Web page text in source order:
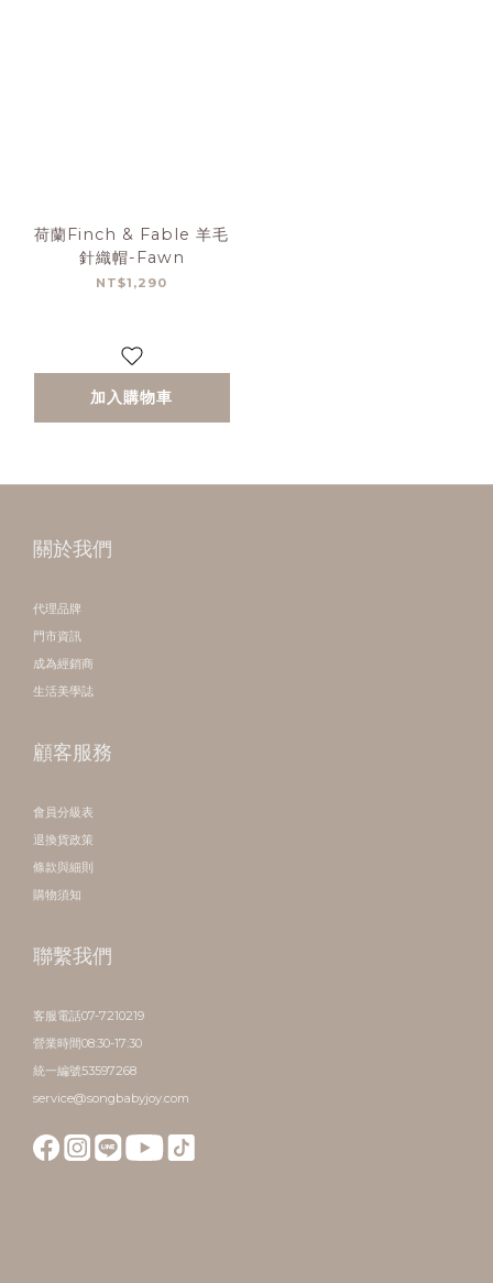
荷蘭Finch & Fable 羊毛
針織帽-Fawn
NT$1,290
加入購物車
關於我們
代理品牌
門市資訊
成為經銷商
生活美學誌
顧客服務
會員分級表
退換貨政策
條款與細則
購物須知
聯繫我們
客服電話07-7210219
營業時間08:30-17:30
統一編號53597268
service@songbabyjoy.com